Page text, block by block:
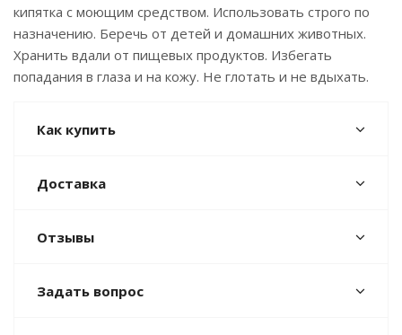
кипятка с моющим средством. Использовать строго по
назначению. Беречь от детей и домашних животных.
Хранить вдали от пищевых продуктов. Избегать
попадания в глаза и на кожу. Не глотать и не вдыхать.
Как купить
Доставка
Отзывы
Задать вопрос